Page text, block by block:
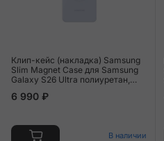
Клип-кейс (накладка) Samsung
Slim Magnet Case для Samsung
Galaxy S26 Ultra полиуретан,
светло-фиолетовый
6 990 ₽
В наличии